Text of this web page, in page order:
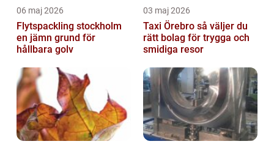
06 maj 2026
Flytspackling stockholm
en jämn grund för
hållbara golv
03 maj 2026
Taxi Örebro så väljer du
rätt bolag för trygga och
smidiga resor